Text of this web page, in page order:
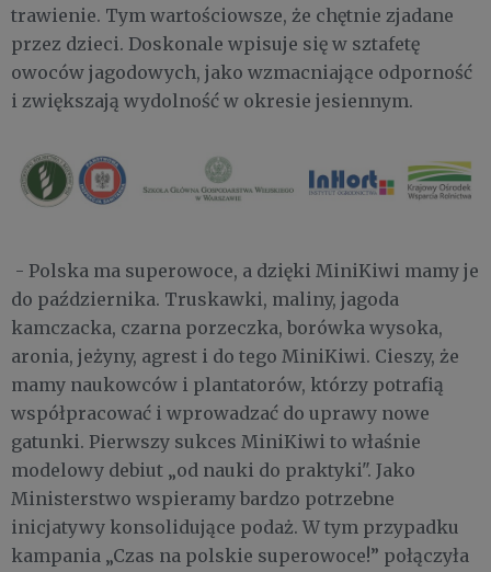
trawienie. Tym wartościowsze, że chętnie zjadane
przez dzieci. Doskonale wpisuje się w sztafetę
owoców jagodowych, jako wzmacniające odporność
i zwiększają wydolność w okresie jesiennym.
- Polska ma superowoce, a dzięki MiniKiwi mamy je
do października. Truskawki, maliny, jagoda
kamczacka, czarna porzeczka, borówka wysoka,
aronia, jeżyny, agrest i do tego MiniKiwi. Cieszy, że
mamy naukowców i plantatorów, którzy potrafią
współpracować i wprowadzać do uprawy nowe
gatunki. Pierwszy sukces MiniKiwi to właśnie
modelowy debiut „od nauki do praktyki". Jako
Ministerstwo wspieramy bardzo potrzebne
inicjatywy konsolidujące podaż. W tym przypadku
kampania „Czas na polskie superowoce!” połączyła